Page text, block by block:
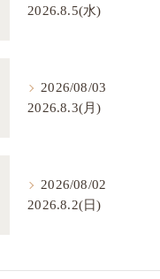
2026.8.5(水)
2026/08/03
2026.8.3(月)
2026/08/02
2026.8.2(日)